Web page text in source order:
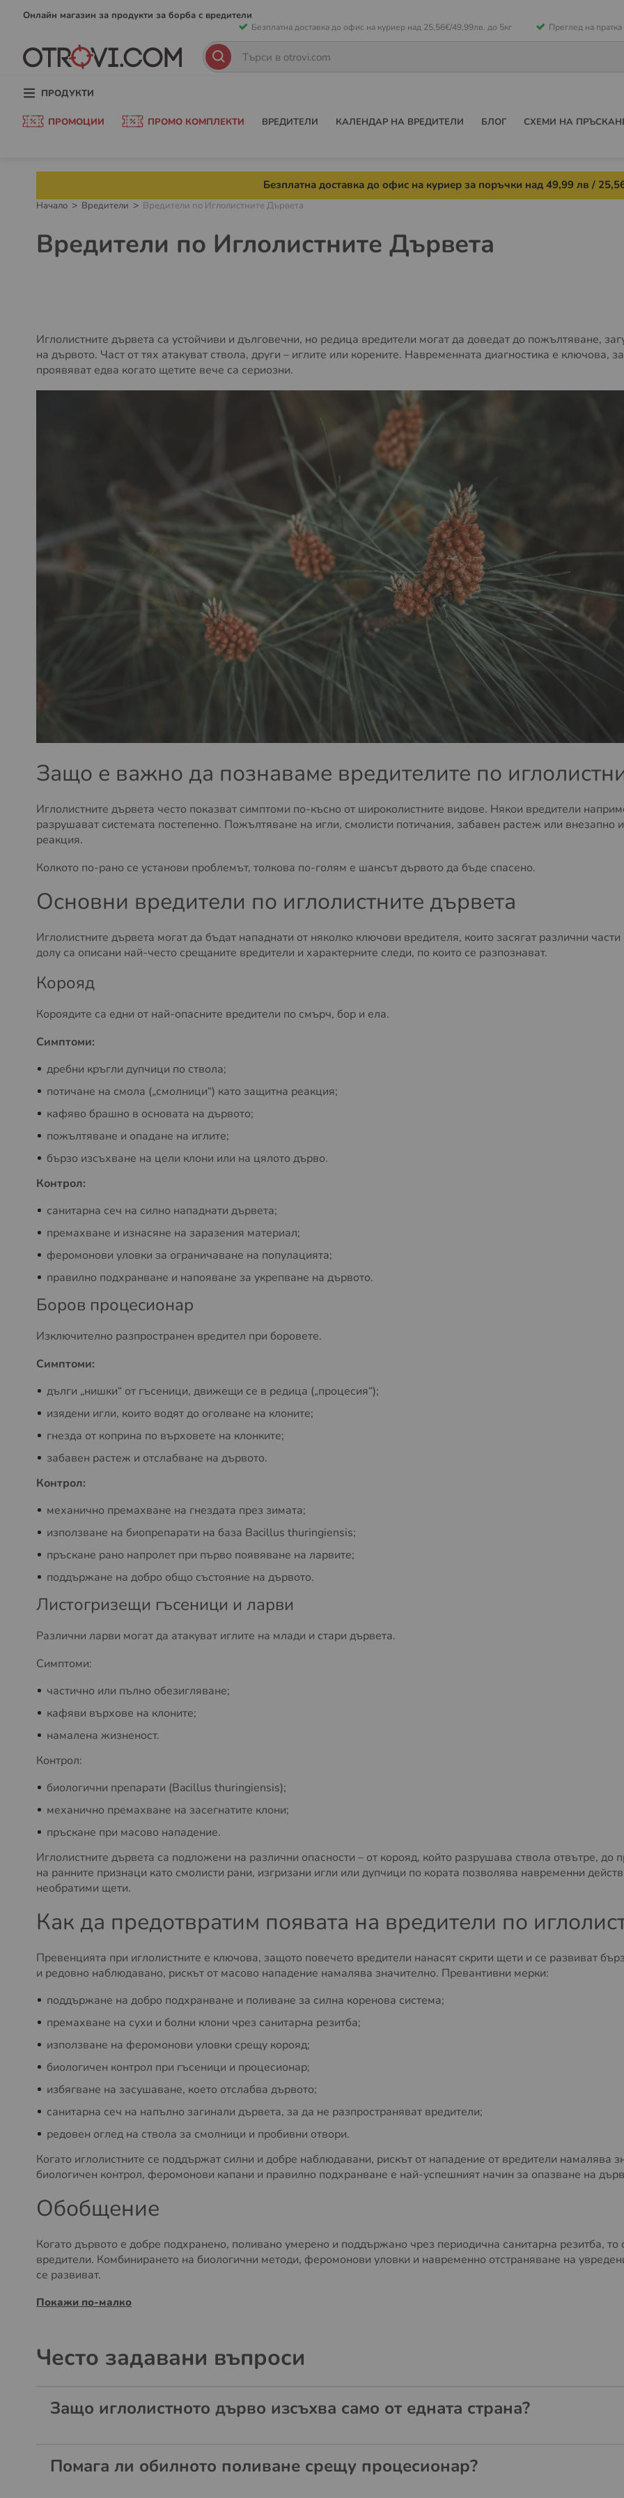
Онлайн магазин за продукти за борба с вредители
Безплатна доставка до офис на куриер над 25,56€/49,99лв. до 5кг Преглед на пратка
към
съдържанието
ТърсенеТърсене
ПРОДУКТИ
ПРОМОЦИИ ПРОМО КОМПЛЕКТИ ВРЕДИТЕЛИ КАЛЕНДАР НА ВРЕДИТЕЛИ БЛОГ СХЕМИ НА
Безплатна доставка до офис на куриер за поръчки над 49,99 лв /
Начало Вредители Вредители по Иглолистните Дървета
Вредители по Иглолистните Дървета
Иглолистните дървета са устойчиви и дълговечни, но редица вредители могат да доведат до пожълтяване,
на дървото. Част от тях атакуват ствола, други – иглите или корените. Навременната диагностика е ключова,
проявяват едва когато щетите вече са сериозни.
Защо е важно да познаваме вредителите по
Иглолистните дървета често показват симптоми по-късно от широколистните видове. Някои вредители
разрушават системата постепенно. Пожълтяване на игли, смолисти потичания, забавен растеж или внезапно
реакция.
Колкото по-рано се установи проблемът, толкова по-голям е шансът дървото да бъде спасено.
Основни вредители по иглолистните дървета
Иглолистните дървета могат да бъдат нападнати от няколко ключови вредителя, които засягат различни
долу са описани най-често срещаните вредители и характерните следи, по които се разпознават.
Корояд
Короядите са едни от най-опасните вредители по смърч, бор и ела.
Симптоми:
дребни кръгли дупчици по ствола;
потичане на смола („смолници“) като защитна реакция;
кафяво брашно в основата на дървото;
пожълтяване и опадане на иглите;
бързо изсъхване на цели клони или на цялото дърво.
Контрол:
санитарна сеч на силно нападнати дървета;
премахване и изнасяне на заразения материал;
феромонови уловки за ограничаване на популацията;
правилно подхранване и напояване за укрепване на дървото.
Боров процесионар
Изключително разпространен вредител при боровете.
Симптоми:
дълги „нишки“ от гъсеници, движещи се в редица („процесия“);
изядени игли, които водят до оголване на клоните;
гнезда от коприна по върховете на клонките;
забавен растеж и отслабване на дървото.
Контрол:
механично премахване на гнездата през зимата;
използване на биопрепарати на база Bacillus thuringiensis;
пръскане рано напролет при първо появяване на ларвите;
поддържане на добро общо състояние на дървото.
Листогризещи гъсеници и ларви
Различни ларви могат да атакуват иглите на млади и стари дървета.
Симптоми:
частично или пълно обезигляване;
кафяви върхове на клоните;
намалена жизненост.
Контрол:
биологични препарати (Bacillus thuringiensis);
механично премахване на засегнатите клони;
пръскане при масово нападение.
Иглолистните дървета са подложени на различни опасности – от корояд, който разрушава ствола отвътре, до
на ранните признаци като смолисти рани, изгризани игли или дупчици по кората позволява навременни
необратими щети.
Как да предотвратим появата на вредители по
Превенцията при иглолистните е ключова, защото повечето вредители нанасят скрити щети и се развиват
и редовно наблюдавано, рискът от масово нападение намалява значително. Превантивни мерки:
поддържане на добро подхранване и поливане за силна коренова система;
премахване на сухи и болни клони чрез санитарна резитба;
използване на феромонови уловки срещу корояд;
биологичен контрол при гъсеници и процесионар;
избягване на засушаване, което отслабва дървото;
санитарна сеч на напълно загинали дървета, за да не разпространяват вредители;
редовен оглед на ствола за смолници и пробивни отвори.
Когато иглолистните се поддържат силни и добре наблюдавани, рискът от нападение от вредители намалява
биологичен контрол, феромонови капани и правилно подхранване е най-успешният начин за опазване на
Обобщение
Когато дървото е добре подхранено, поливано умерено и поддържано чрез периодична санитарна резитба, то
вредители. Комбинирането на биологични методи, феромонови уловки и навременно отстраняване на
се развиват.
Покажи по-малко
Често задавани въпроси
Защо иглолистното дърво изсъхва само от едната страна?
Помага ли обилното поливане срещу процесионар?